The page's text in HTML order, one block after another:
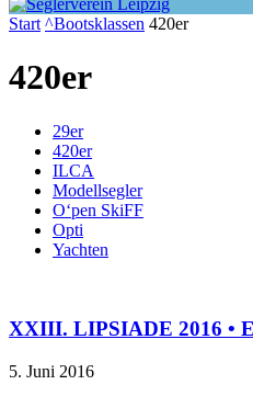
Start ^Bootsklassen 420er
420er
29er
420er
ILCA
Modellsegler
O‘pen SkiFF
Opti
Yachten
XXIII. LIPSIADE 2016 •
5. Juni 2016